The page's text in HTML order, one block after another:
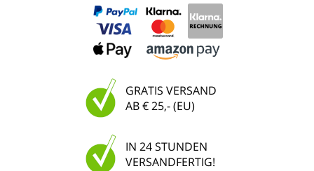
GRATIS VERSAND
AB € 25,- (EU)
IN 24 STUNDEN
VERSANDFERTIG!